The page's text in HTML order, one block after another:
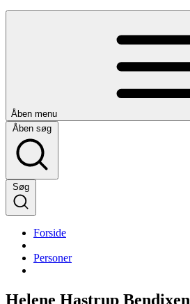
Åben menu
Åben søg
Søg
Forside
Personer
Helene Hastrup Bendixen